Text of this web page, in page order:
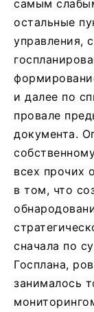
самым
остальные
управления,
и далее по
провале
документа.
всех прочих
в том, что
сначала по
Госплана,
занималось